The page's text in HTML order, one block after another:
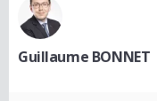
Guillaume BONNET